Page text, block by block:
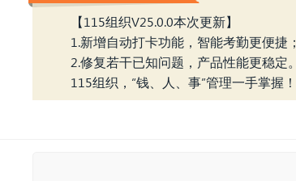
【115组织V25.0.0本次更新】
1.新增自动打卡功能，智能考勤更便捷；
2.修复若干已知问题，产品性能更稳定。
115组织，“钱、人、事”管理一手掌握！